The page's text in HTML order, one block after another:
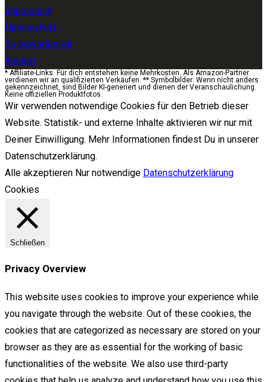
Impressum
Datenschutz
So bewerten wir
Kontakt
* Affiliate-Links. Für dich entstehen keine Mehrkosten. Als Amazon-Partner
verdienen wir an qualifizierten Verkäufen. ** Symbolbilder: Wenn nicht anders
gekennzeichnet, sind Bilder KI-generiert und dienen der Veranschaulichung.
Keine offiziellen Produktfotos.
Wir verwenden notwendige Cookies für den Betrieb dieser
Website. Statistik- und externe Inhalte aktivieren wir nur mit
Deiner Einwilligung. Mehr Informationen findest Du in unserer
Datenschutzerklärung.
Alle akzeptieren Nur notwendige Datenschutzerklärung
Cookies
Schließen
Privacy Overview
This website uses cookies to improve your experience while
you navigate through the website. Out of these cookies, the
cookies that are categorized as necessary are stored on your
browser as they are as essential for the working of basic
functionalities of the website. We also use third-party